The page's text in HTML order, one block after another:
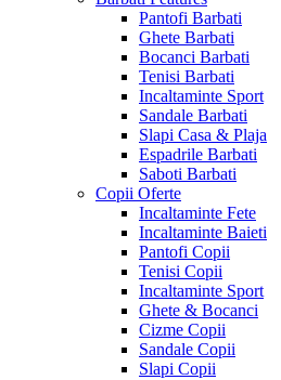
Pantofi Barbati
Ghete Barbati
Bocanci Barbati
Tenisi Barbati
Incaltaminte Sport
Sandale Barbati
Slapi Casa & Plaja
Espadrile Barbati
Saboti Barbati
Copii Oferte
Incaltaminte Fete
Incaltaminte Baieti
Pantofi Copii
Tenisi Copii
Incaltaminte Sport
Ghete & Bocanci
Cizme Copii
Sandale Copii
Slapi Copii